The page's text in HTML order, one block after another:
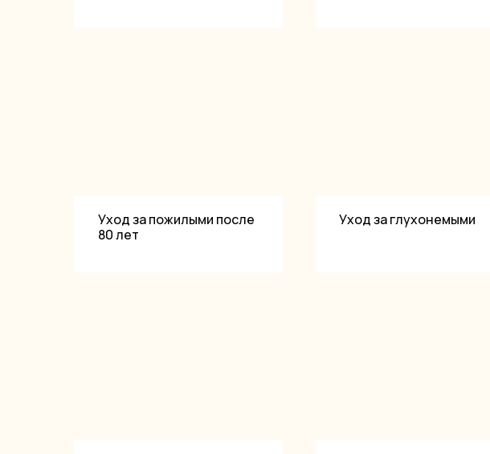
Уход за пожилыми после
80 лет
Уход за глухонемыми